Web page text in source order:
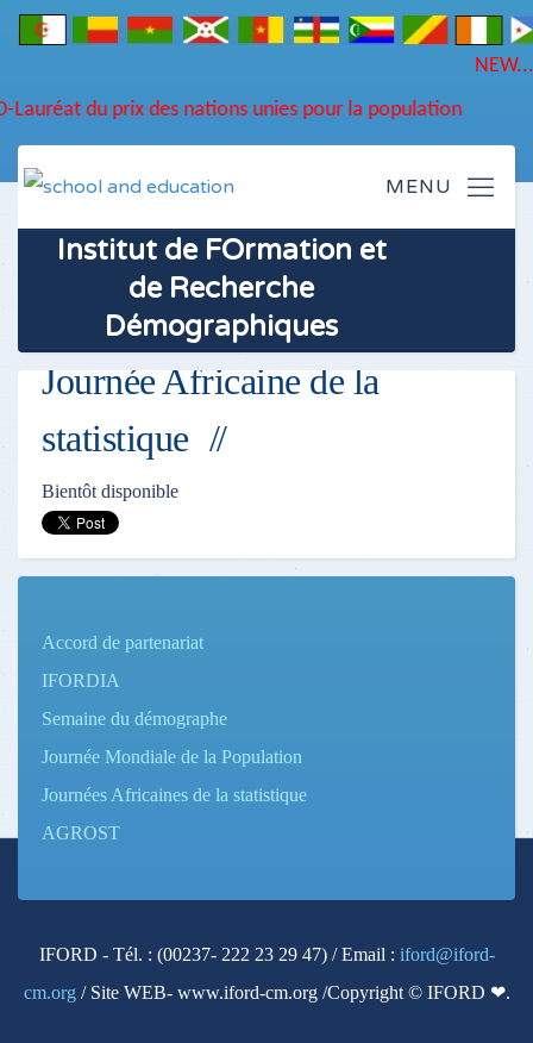
Lauréat du prix des nations unies pour la population
Institut de FOrmation et
de Recherche
Démographiques
Journée Africaine de la
statistique
Bientôt disponible
Accord de partenariat
IFORDIA
Semaine du démographe
Journée Mondiale de la Population
Journées Africaines de la statistique
AGROST
IFORD - Tél. : (00237- 222 23 29 47) / Email : iford@iford-
cm.org / Site WEB- www.iford-cm.org /Copyright © IFORD ❤.